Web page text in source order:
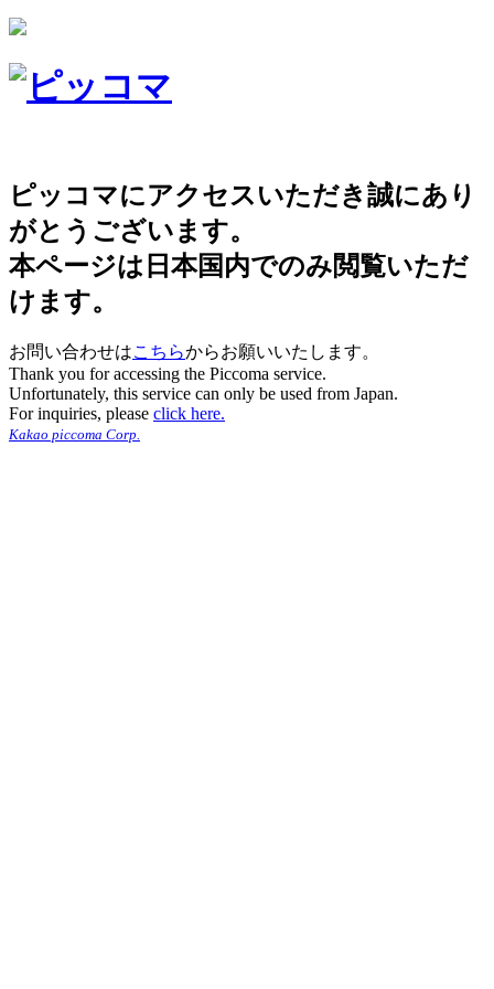
ピッコマにアクセスいただき誠にあり
がとうございます。
本ページは日本国内でのみ閲覧いただ
けます。
お問い合わせはこちらからお願いいたします。
Thank you for accessing the Piccoma service.
Unfortunately, this service can only be used from Japan.
For inquiries, please click here.
Kakao piccoma Corp.